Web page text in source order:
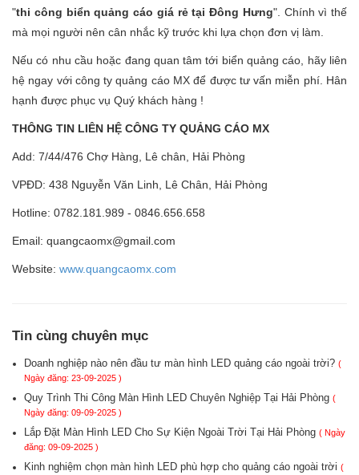
"thi công biển quảng cáo giá rẻ tại Đông Hưng". Chính vì thế
mà mọi người nên cân nhắc kỹ trước khi lựa chọn đơn vị làm.
Nếu có nhu cầu hoặc đang quan tâm tới biển quảng cáo, hãy liên
hệ ngay với công ty quảng cáo MX để được tư vấn miễn phí. Hân
hạnh được phục vụ Quý khách hàng !
THÔNG TIN LIÊN HỆ CÔNG TY QUẢNG CÁO MX
Add: 7/44/476 Chợ Hàng, Lê chân, Hải Phòng
VPĐD: 438 Nguyễn Văn Linh, Lê Chân, Hải Phòng
Hotline: 0782.181.989 - 0846.656.658
Email: quangcaomx@gmail.com
Website: www.quangcaomx.com
Tin cùng chuyên mục
Doanh nghiệp nào nên đầu tư màn hình LED quảng cáo ngoài trời? (
Ngày đăng: 23-09-2025 )
Quy Trình Thi Công Màn Hình LED Chuyên Nghiệp Tại Hải Phòng (
Ngày đăng: 09-09-2025 )
Lắp Đặt Màn Hình LED Cho Sự Kiện Ngoài Trời Tại Hải Phòng ( Ngày
đăng: 09-09-2025 )
Kinh nghiệm chọn màn hình LED phù hợp cho quảng cáo ngoài trời (